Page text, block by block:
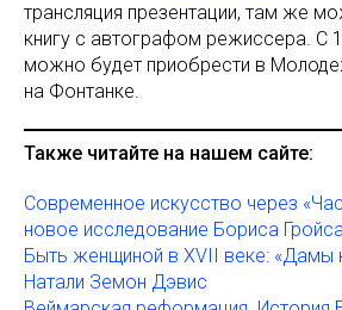
трансляция презентации, там же
книгу с автографом режиссера. С
можно будет приобрести в
на Фонтанке.
Также читайте на нашем сайте:
Современное искусство через
новое исследование Бориса
Быть женщиной в XVII веке: «Дамы
Натали Земон Дэвис